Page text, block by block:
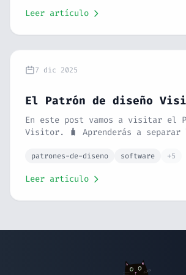
explicado en detalle con ejemplos.
Leer artículo
7 dic 2025
El Patrón de diseño
En este post vamos a visitar el
Visitor. 🧳 Aprenderás a separar
operan. Con la analogía de un
exportación en PHP, verás cómo
patrones-de-diseno software +5
Leer artículo